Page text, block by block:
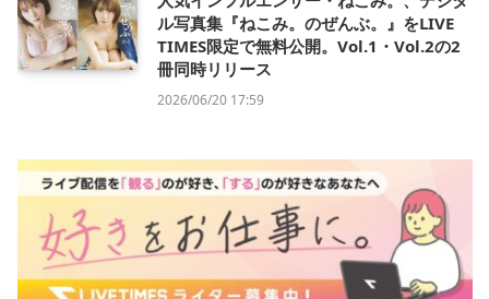
ル写真集『ねこみ。のぜんぶ。』をLIVE
TIMES限定で無料公開。Vol.1・Vol.2の2
冊同時リリース
2026/06/20 17:59